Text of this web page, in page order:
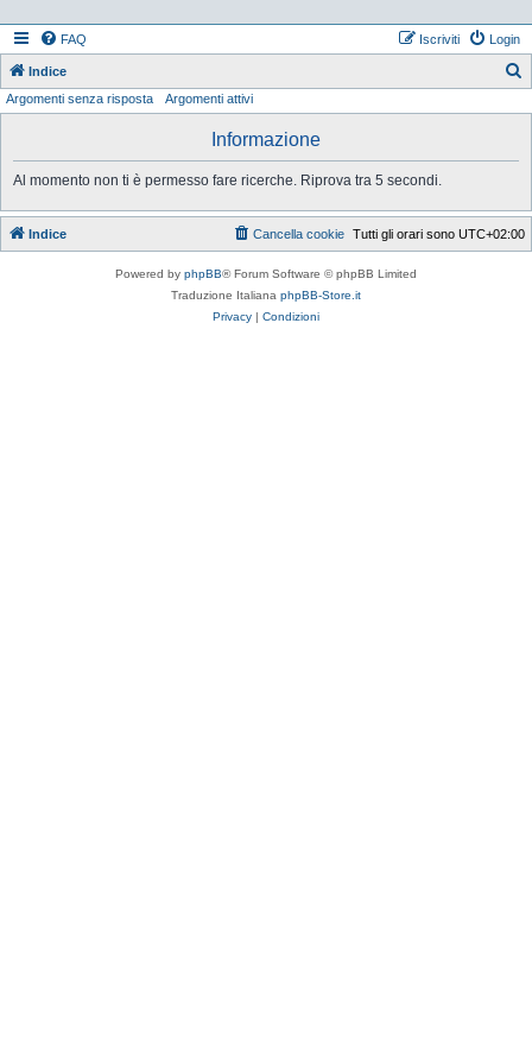
FAQ Login
Iscriviti
Indice
Argomenti senza risposta Argomenti attivi
Informazione
Al momento non ti è permesso fare ricerche. Riprova tra 5 secondi.
Indice Tutti gli orari sono UTC+02:00
Cancella cookie
Powered by phpBB® Forum Software © phpBB Limited
Traduzione Italiana phpBB-Store.it
Privacy | Condizioni